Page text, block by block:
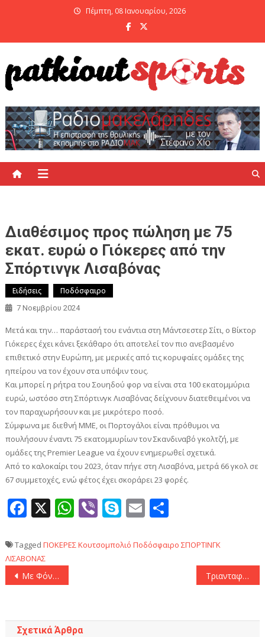
Πέμπτη, 08 Ιανουαρίου, 2026
Διαθέσιμος προς πώληση με 75
εκατ. ευρώ ο Γιόκερες από την
Σπόρτινγκ Λισαβόνας
Ειδήσεις Ποδόσφαιρο
7 Νοεμβρίου 2024
Μετά και την… παράστασή του ενάντια στη Μάντσεστερ Σίτι, ο Βίκτορ
Γιόκερες έχει κάνει ξεκάθαρο ότι αποτελεί τον πιο ανεβασμένο
επιθετικό στην Ευρώπη, με μερικές από τις κορυφαίες ομάδες της
ηπείρου να τον έχουν στα υπόψιν τους.
Και μπορεί η ρήτρα του Σουηδού φορ να είναι στα 100 εκατομμύρια
ευρώ, ωστόσο στη Σπόρτινγκ Λισαβόνας δείχνουν διατεθειμένοι να
τον παραχωρήσουν και με μικρότερο ποσό.
Σύμφωνα με διεθνή ΜΜΕ, οι Πορτογάλοι είναι πρόθυμοι να
πουλήσουν έναντι 75 εκατομμυρίων τον Σκανδιναβό γκολτζή, με
ομάδες της Premier League να έχουν ενημερωθεί σχετικά.
Από το καλοκαίρι του 2023, όταν πήγε στη Λισαβόνα, μετρά 66 γκολ σε
67 συμμετοχές, ενώ φέτος έχει σκοράρει 23 φορές.
Facebook
X WhatsApp
ViberSkype
Email
Tagged ΓΙΟΚΕΡΕΣΚουτσομπολιό Ποδόσφαιρο ΣΠΟΡΤΙΝΓΚ
ΛΙΣΑΒΟΝΑΣ
Πλοήγηση
Με Φόντεν η αποστολή της Αγγλίας κόντρα στην Εθνική ομάδα Τριανταφυλλόπουλος: «Ειδυλλιακό το σενάριο κατάκτησης του Κυπέλλου»
Σχετικά Άρθρα